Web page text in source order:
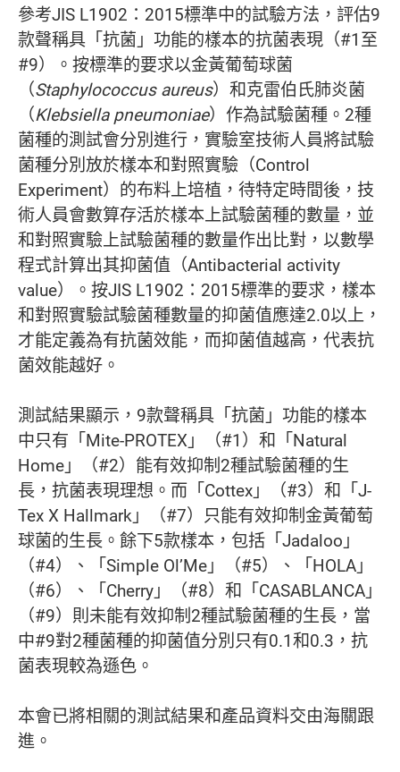
參考JIS L1902：2015標準中的試驗方法，評估9
款聲稱具「抗菌」功能的樣本的抗菌表現（#1至
#9）。按標準的要求以金黃葡萄球菌
（Staphylococcus aureus）和克雷伯氏肺炎菌
（Klebsiella pneumoniae）作為試驗菌種。2種
菌種的測試會分別進行，實驗室技術人員將試驗
菌種分別放於樣本和對照實驗（Control
Experiment）的布料上培植，待特定時間後，技
術人員會數算存活於樣本上試驗菌種的數量，並
和對照實驗上試驗菌種的數量作出比對，以數學
程式計算出其抑菌值（Antibacterial activity
value）。按JIS L1902：2015標準的要求，樣本
和對照實驗試驗菌種數量的抑菌值應達2.0以上，
才能定義為有抗菌效能，而抑菌值越高，代表抗
菌效能越好。
測試結果顯示，9款聲稱具「抗菌」功能的樣本
中只有「Mite-PROTEX」（#1）和「Natural
Home」（#2）能有效抑制2種試驗菌種的生
長，抗菌表現理想。而「Cottex」（#3）和「J-
Tex X Hallmark」（#7）只能有效抑制金黃葡萄
球菌的生長。餘下5款樣本，包括「Jadaloo」
（#4）、「Simple Ol’Me」（#5）、「HOLA」
（#6）、「Cherry」（#8）和「CASABLANCA」
（#9）則未能有效抑制2種試驗菌種的生長，當
中#9對2種菌種的抑菌值分別只有0.1和0.3，抗
菌表現較為遜色。
本會已將相關的測試結果和產品資料交由海關跟
進。